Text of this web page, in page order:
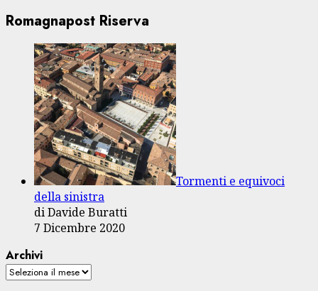
Romagnapost Riserva
Tormenti e equivoci
della sinistra
di Davide Buratti
7 Dicembre 2020
Archivi